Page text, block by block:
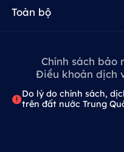
Toàn bộ
Chính sách bảo
Điều khoản dịch
Do lý do chính sách,
trên đất nước Trung